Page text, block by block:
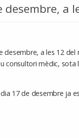
desembre, a
desembre, a les 12
consultori mèdic, sota
17 de desembre ja